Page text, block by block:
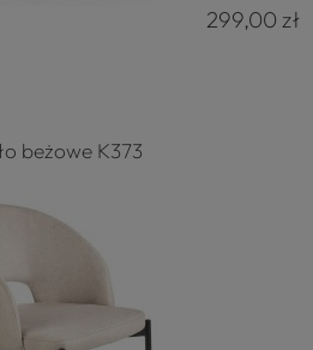
299,00 zł
beżowe K373